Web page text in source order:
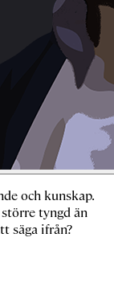
och kunskap.
tyngd än
säga ifrån?